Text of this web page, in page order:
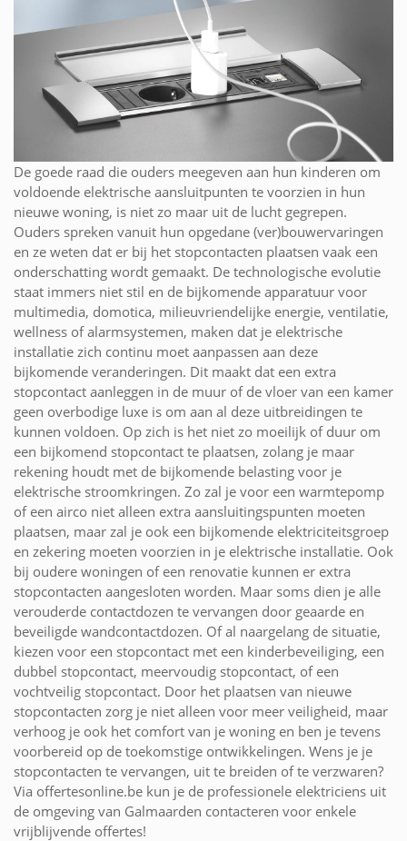
De goede raad die ouders meegeven aan hun kinderen om
voldoende elektrische aansluitpunten te voorzien in hun
nieuwe woning, is niet zo maar uit de lucht gegrepen.
Ouders spreken vanuit hun opgedane (ver)bouwervaringen
en ze weten dat er bij het stopcontacten plaatsen vaak een
onderschatting wordt gemaakt. De technologische evolutie
staat immers niet stil en de bijkomende apparatuur voor
multimedia, domotica, milieuvriendelijke energie, ventilatie,
wellness of alarmsystemen, maken dat je elektrische
installatie zich continu moet aanpassen aan deze
bijkomende veranderingen. Dit maakt dat een extra
stopcontact aanleggen in de muur of de vloer van een kamer
geen overbodige luxe is om aan al deze uitbreidingen te
kunnen voldoen. Op zich is het niet zo moeilijk of duur om
een bijkomend stopcontact te plaatsen, zolang je maar
rekening houdt met de bijkomende belasting voor je
elektrische stroomkringen. Zo zal je voor een warmtepomp
of een airco niet alleen extra aansluitingspunten moeten
plaatsen, maar zal je ook een bijkomende elektriciteitsgroep
en zekering moeten voorzien in je elektrische installatie. Ook
bij oudere woningen of een renovatie kunnen er extra
stopcontacten aangesloten worden. Maar soms dien je alle
verouderde contactdozen te vervangen door geaarde en
beveiligde wandcontactdozen. Of al naargelang de situatie,
kiezen voor een stopcontact met een kinderbeveiliging, een
dubbel stopcontact, meervoudig stopcontact, of een
vochtveilig stopcontact. Door het plaatsen van nieuwe
stopcontacten zorg je niet alleen voor meer veiligheid, maar
verhoog je ook het comfort van je woning en ben je tevens
voorbereid op de toekomstige ontwikkelingen. Wens je je
stopcontacten te vervangen, uit te breiden of te verzwaren?
Via offertesonline.be kun je de professionele elektriciens uit
de omgeving van Galmaarden contacteren voor enkele
vrijblijvende offertes!